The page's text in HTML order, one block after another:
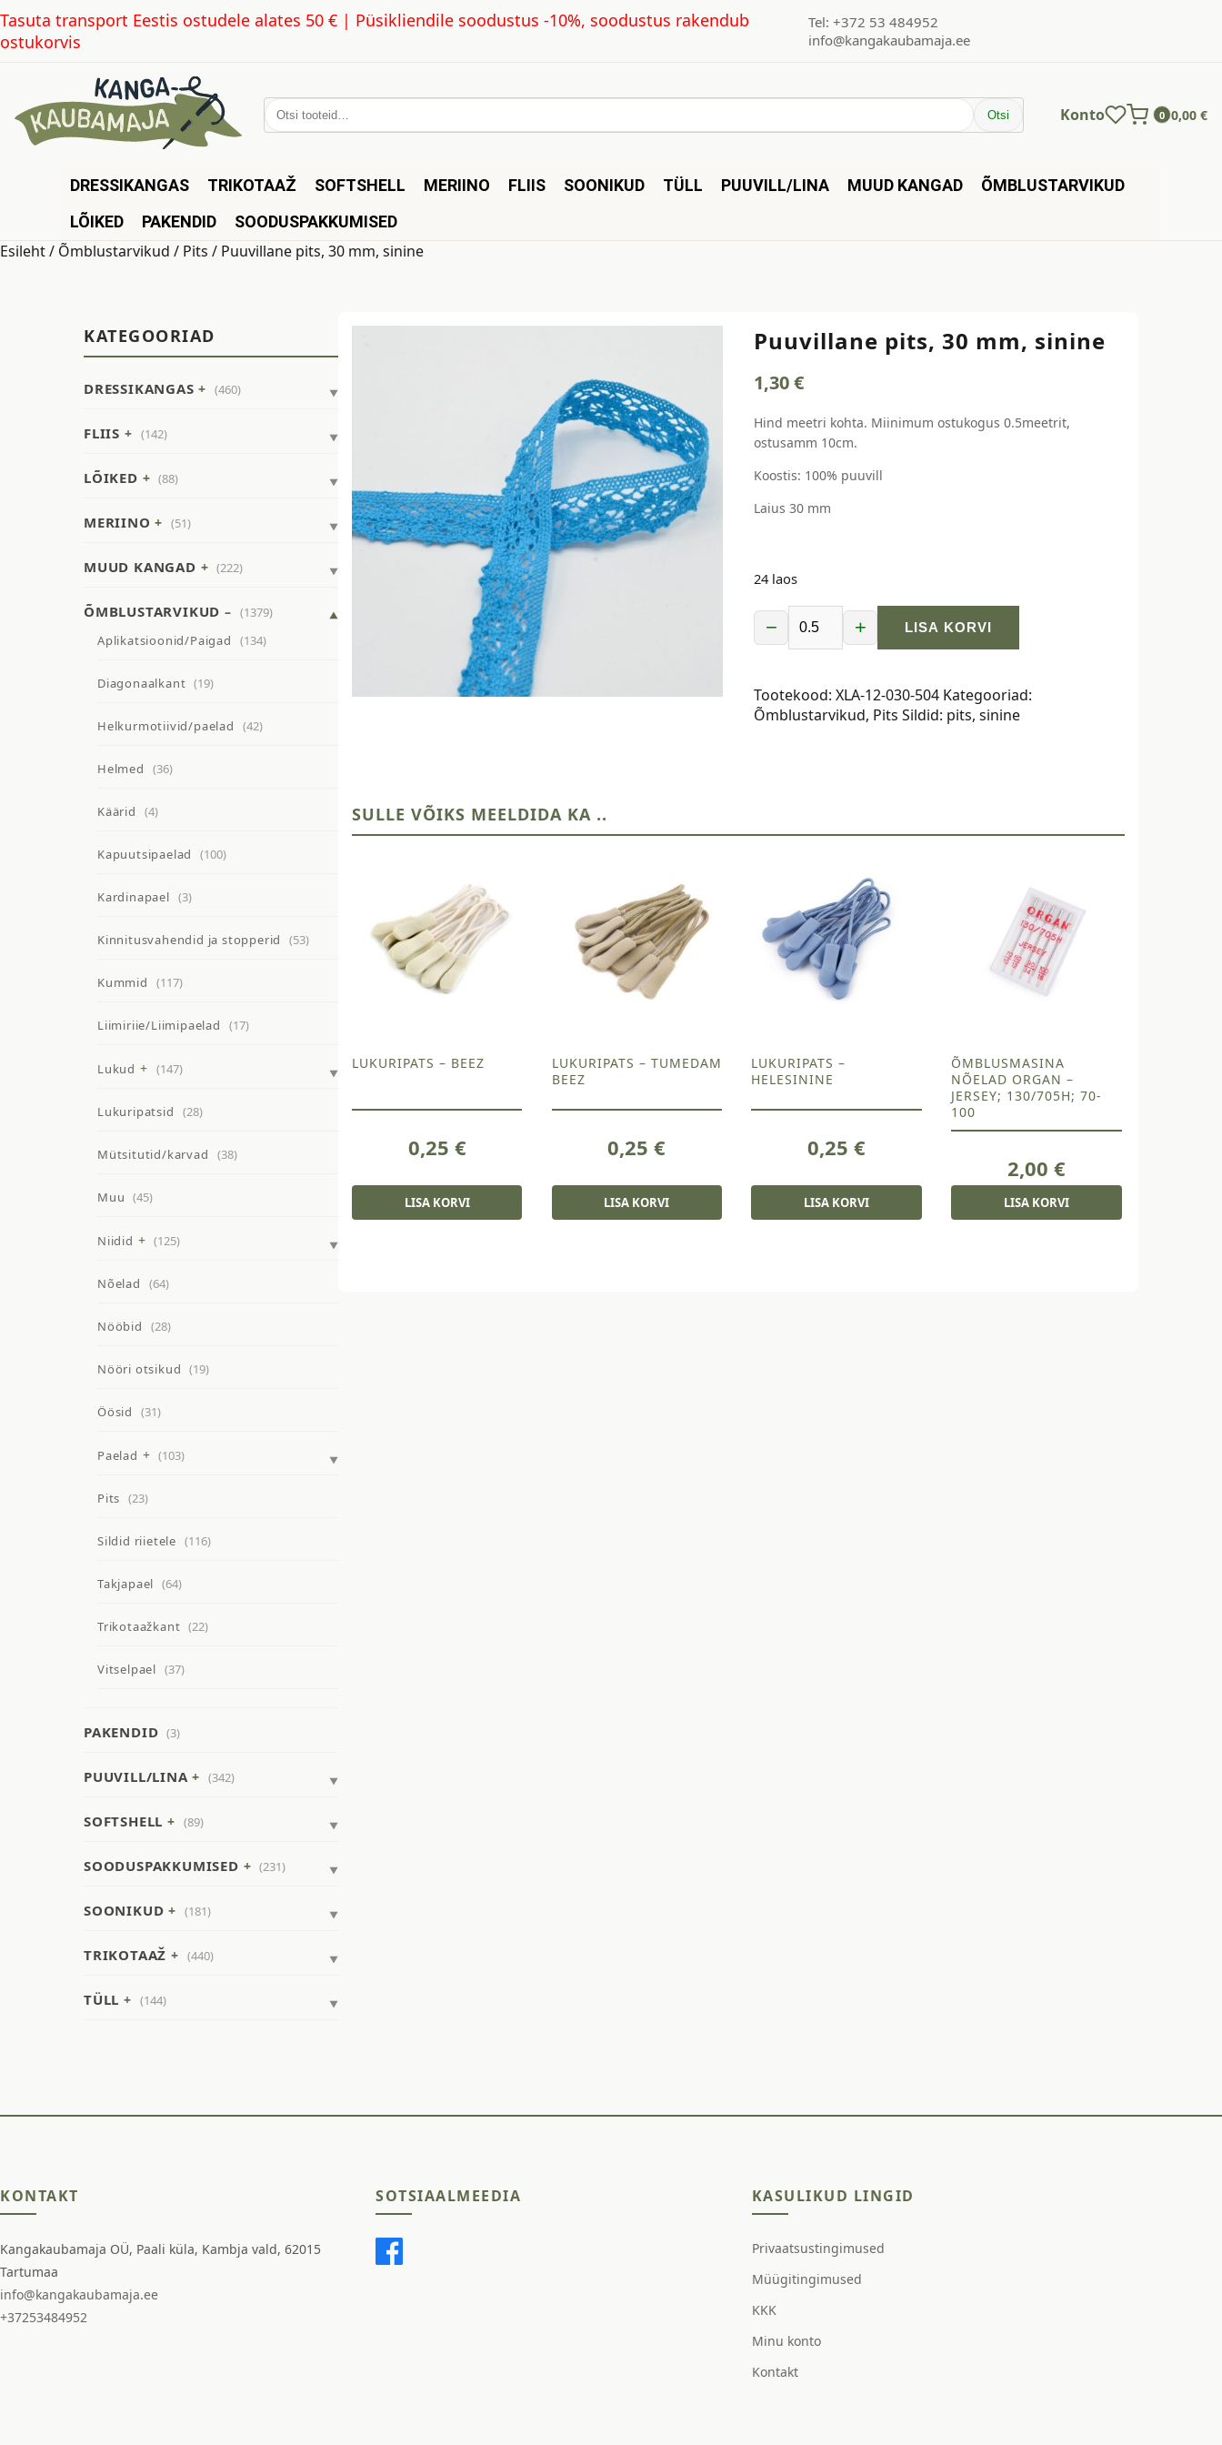
Tasuta transport Eestis ostudele alates 50 € | Püsikliendile soodustus -10%, soodustus rakendub
ostukorvis
Tel: +372 53 484952
info@kangakaubamaja.ee
Otsi: Otsi Konto 0 0,00 €
DRESSIKANGAS TRIKOTAAŽ SOFTSHELL MERIINO FLIIS SOONIKUD TÜLL PUUVILL/LINA MUUD KANGAD
ÕMBLUSTARVIKUD
LÕIKED
PAKENDID SOODUSPAKKUMISED
Esileht/ Õmblustarvikud / Pits / Puuvillane pits, 30 mm, sinine
KATEGOORIAD
DRESSIKANGAS (460)
FLIIS (142)
LÕIKED (88)
MERIINO (51)
MUUD KANGAD (222)
ÕMBLUSTARVIKUD
(1379)
Aplikatsioonid/Paigad
(134)
Diagonaalkant (19)
Helkurmotiivid/paelad (42)
Helmed (36)
Käärid (4)
Kapuutsipaelad (100)
Kardinapael (3)
Kinnitusvahendid ja stopperid (53)
Kummid (117)
Liimiriie/Liimipaelad (17)
Lukud (147)
Lukuripatsid (28)
Mütsitutid/karvad (38)
Muu (45)
Niidid (125)
Nõelad (64)
Nööbid (28)
Nööri otsikud (19)
Öösid (31)
Paelad (103)
Pits (23)
Sildid riietele (116)
Takjapael (64)
Trikotaažkant (22)
Vitselpael (37)
PAKENDID (3)
PUUVILL/LINA (342)
SOFTSHELL (89)
SOODUSPAKKUMISED (231)
SOONIKUD (181)
TRIKOTAAŽ (440)
TÜLL (144)
Puuvillane pits, 30 mm, sinine
1,30€
Hind meetri kohta. Miinimum ostukogus 0.5meetrit,
ostusamm 10cm.
Koostis: 100% puuvill
Laius 30 mm
24 laos
−
Puuvillane
mm,
sinine
+ LISA KORVI
Tootekood: XLA-12-030-504 Kategooriad:
Õmblustarvikud, Pits Sildid: pits, sinine
SULLE VÕIKS MEELDIDA KA ..
LUKURIPATS – BEEZ
0,25 €
LISA KORVI
LUKURIPATS – TUMEDAM
BEEZ
0,25€
LISA KORVI
LUKURIPATS –
HELESININE
0,25€
LISA KORVI
ÕMBLUSMASINA
NÕELAD ORGAN –
JERSEY; 130/705H; 70-
100
2,00 €
LISA KORVI
KONTAKT
Kangakaubamaja OÜ, Paali küla, Kambja vald, 62015
Tartumaa
info@kangakaubamaja.ee
+37253484952
SOTSIAALMEEDIA KASULIKUD LINGID
Privaatsustingimused
Müügitingimused
KKK
Minu konto
Kontakt